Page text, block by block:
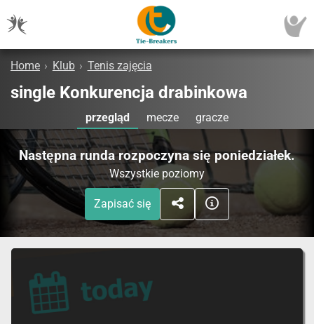
Home › Klub › Tenis zajęcia
single Konkurencja drabinkowa
przegląd mecze gracze
Następna runda rozpoczyna się poniedziałek.
Wszystkie poziomy
Zapisać się